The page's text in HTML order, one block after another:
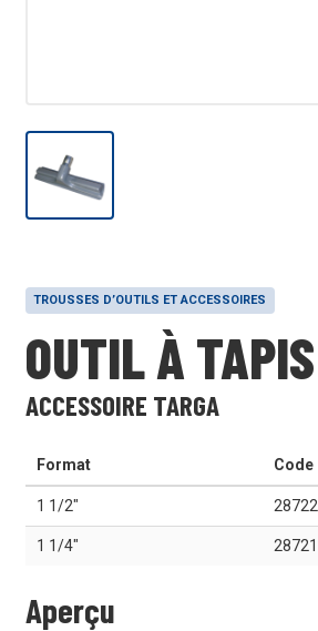
TROUSSES D’OUTILS ET ACCESSOIRES
OUTIL À TAPIS
ACCESSOIRE TARGA
Format Code
1 1/2" 28722
1 1/4" 28721
Aperçu